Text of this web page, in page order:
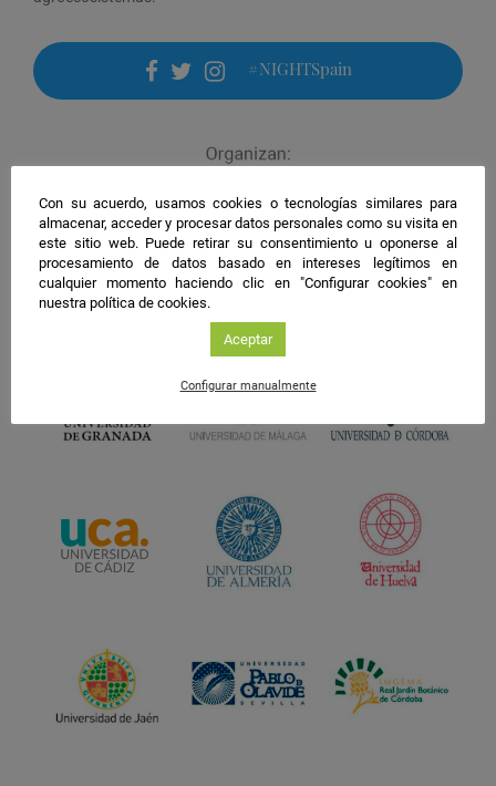
facebook
twitter
instagram
#NIGHTSpain
Con su acuerdo, usamos cookies o tecnologías similares para
almacenar, acceder y procesar datos personales como su visita en
este sitio web. Puede retirar su consentimiento u oponerse al
procesamiento de datos basado en intereses legítimos en
cualquier momento haciendo clic en "Configurar cookies" en
nuestra política de cookies.
Aceptar
Configurar manualmente